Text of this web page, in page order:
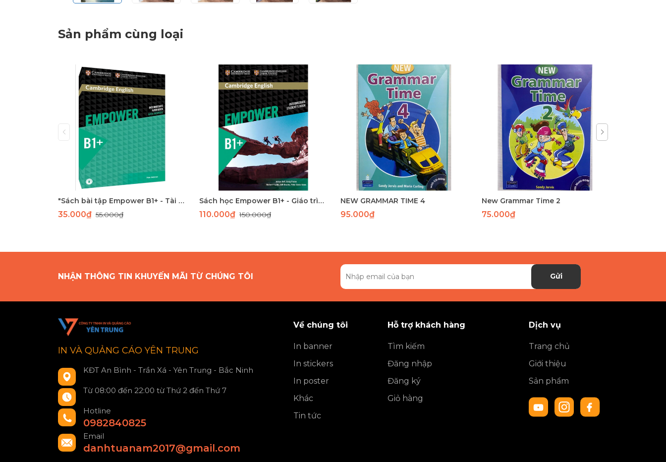
Sản phẩm cùng loại
"Sách bài tập Empower B1+ - Tài liệu học tiếng Anh trung cấp Cambridge"
35.000₫ 55.000₫
Sách học Empower B1+ - Giáo trình học tiếng Anh giao tiếp trình độ B1+
110.000₫150.000₫
NEW GRAMMAR TIME 4
95.000₫
New Grammar Time 2
75.000₫
NHẬN THÔNG TIN KHUYẾN MÃI TỪ CHÚNG TÔI Gửi
IN VÀ QUẢNG CÁO YÊN TRUNG
KĐT An Bình - Trần Xá - Yên Trung - Bắc Ninh
Từ 08:00 đến 22:00 từ Thứ 2 đến Thứ 7
Hotline
0982840825
Email
danhtuanam2017@gmail.com
Về chúng tôi
In banner
In stickers
In poster
Khác
Tin tức
Hỗ trợ khách hàng
Tìm kiếm
Đăng nhập
Đăng ký
Giỏ hàng
Dịch vụ
Trang chủ
Giới thiệu
Sản phẩm